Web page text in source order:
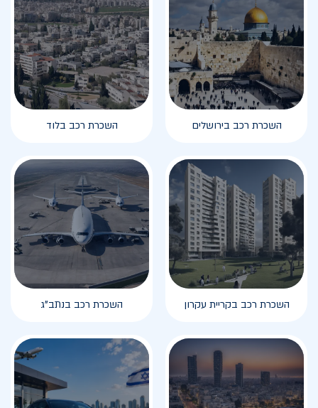
השכרת רכב בירושלים השכרת רכב בלוד
השכרת רכב בקריית עקרון השכרת רכב בנתב"ג